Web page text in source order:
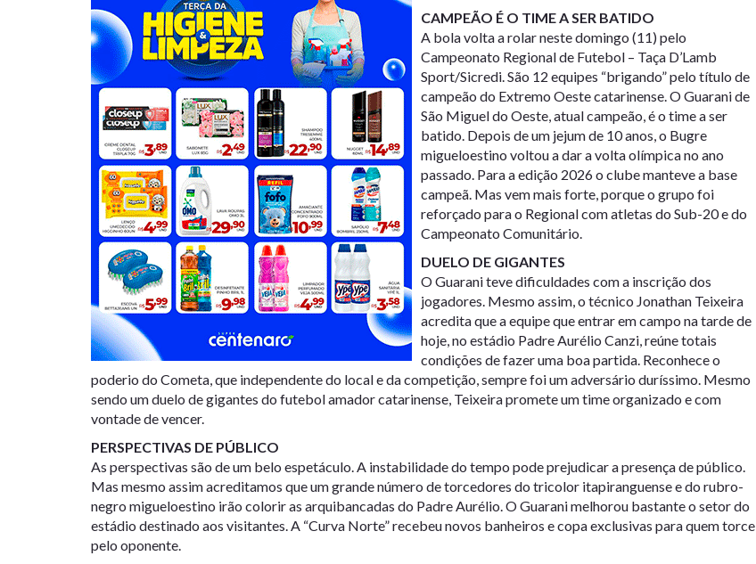
CAMPEÃO É O TIME A SER BATIDO
A bola volta a rolar neste domingo (11) pelo
Campeonato Regional de Futebol – Taça D’Lamb
Sport/Sicredi. São 12 equipes “brigando” pelo título de
campeão do Extremo Oeste catarinense. O Guarani de
São Miguel do Oeste, atual campeão, é o time a ser
batido. Depois de um jejum de 10 anos, o Bugre
migueloestino voltou a dar a volta olímpica no ano
passado. Para a edição 2026 o clube manteve a base
campeã. Mas vem mais forte, porque o grupo foi
reforçado para o Regional com atletas do Sub-20 e do
Campeonato Comunitário.
DUELO DE GIGANTES
O Guarani teve dificuldades com a inscrição dos
jogadores. Mesmo assim, o técnico Jonathan Teixeira
acredita que a equipe que entrar em campo na tarde de
hoje, no estádio Padre Aurélio Canzi, reúne totais
condições de fazer uma boa partida. Reconhece o
poderio do Cometa, que independente do local e da competição, sempre foi um adversário duríssimo. Mesmo
sendo um duelo de gigantes do futebol amador catarinense, Teixeira promete um time organizado e com
vontade de vencer.
PERSPECTIVAS DE PÚBLICO
As perspectivas são de um belo espetáculo. A instabilidade do tempo pode prejudicar a presença de público.
Mas mesmo assim acreditamos que um grande número de torcedores do tricolor itapiranguense e do rubro-
negro migueloestino irão colorir as arquibancadas do Padre Aurélio. O Guarani melhorou bastante o setor do
estádio destinado aos visitantes. A “Curva Norte” recebeu novos banheiros e copa exclusivas para quem torce
pelo oponente.